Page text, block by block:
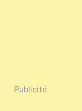
Publicité